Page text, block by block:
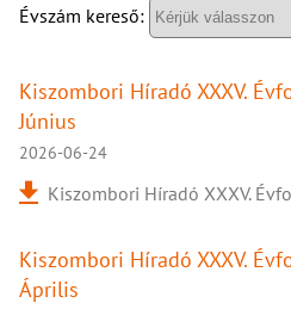
Évszám kereső:
Kiszombori Híradó XXXV.
Június
2026-06-24
Kiszombori Híradó XXXV.
Kiszombori Híradó XXXV.
Április